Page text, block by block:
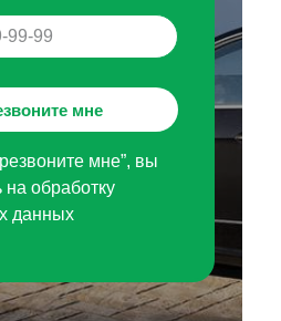
мне
мне”, вы
на обработку
данных